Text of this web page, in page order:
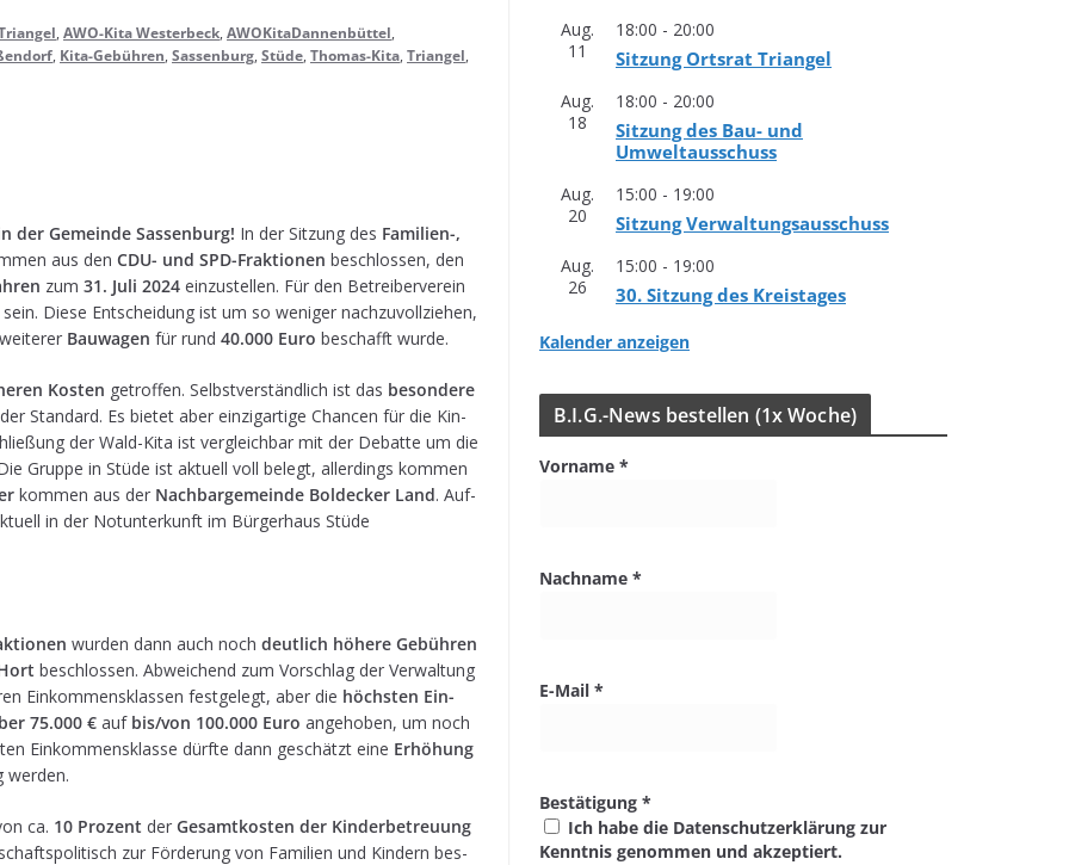
, AWO-Kita Westerbeck, AWOKitaDannenbüttel,
, Kita-Gebühren, Sassenburg, Stüde, Thomas-Kita, Triangel,
der Gemeinde Sas­sen­burg! In der Sit­zung des Fami­lien-,
aus den CDU- und SPD-Frak­tio­nen beschlos­sen, den
zum 31. Juli 2024 ein­zu­stel­len. Für den Betrei­ber­ver­ein
Diese Ent­schei­dung ist um so weni­ger nach­zu­voll­zie­hen,
Bau­wa­gen für rund 40.000 Euro beschafft wurde.
Kos­ten getrof­fen. Selbst­ver­ständ­lich ist das beson­dere
Stan­dard. Es bie­tet aber ein­zig­ar­tige Chan­cen für die Kin­
der Wald-Kita ist ver­gleich­bar mit der Debatte um die
Gruppe in Stüde ist aktu­ell voll belegt, aller­dings kom­men
kom­men aus der Nach­bar­ge­meinde Bol­de­cker Land. Auf­
in der Not­un­ter­kunft im Bür­ger­haus Stüde
wur­den dann auch noch deut­lich höhere Gebüh­ren
beschlos­sen. Abwei­chend zum Vor­schlag der Ver­wal­tung
Ein­kom­mens­klas­sen fest­ge­legt, aber die höchs­ten Ein­
75.000 € auf bis/von 100.000 Euro ange­ho­ben, um noch
Ein­kom­mens­klasse dürfte dann geschätzt eine Erhö­hung
werden.
ca. 10 Pro­zent der Gesamt­kos­ten der Kin­der­be­treu­ung
zur För­de­rung von Fami­lien und Kin­dern bes­
Aug.
11
18:00 - 20:00
Sit­zung Orts­rat Triangel
Aug.
18
18:00 - 20:00
Sit­zung des Bau- und
Umweltausschuss
Aug.
20
15:00 - 19:00
Sit­zung Verwaltungsausschuss
Aug.
26
15:00 - 19:00
30. Sit­zung des Kreistages
Kalender anzeigen
B.I.G.-News bestel­len (1x Woche)
Vorname *
Nachname *
E-Mail *
Bestätigung *
Ich habe die Datenschutzerklärung zur
Kenntnis genommen und akzeptiert.